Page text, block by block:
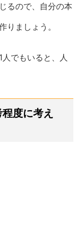
るので、自分の本
りましょう。
でもいると、人
度に考え